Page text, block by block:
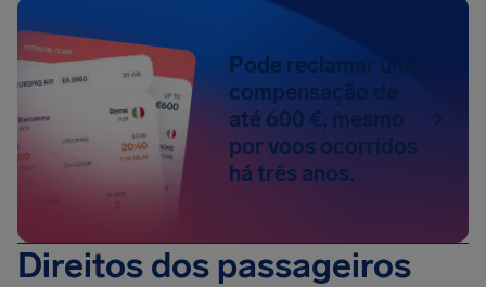
Pode reclamar uma
compensação de
até 600 €, mesmo
por voos ocorridos
há três anos.
Direitos dos passageiros